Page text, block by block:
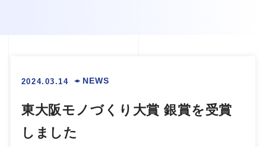
2024.03.14 NEWS
東大阪モノづくり大賞 銀賞を受賞
しました